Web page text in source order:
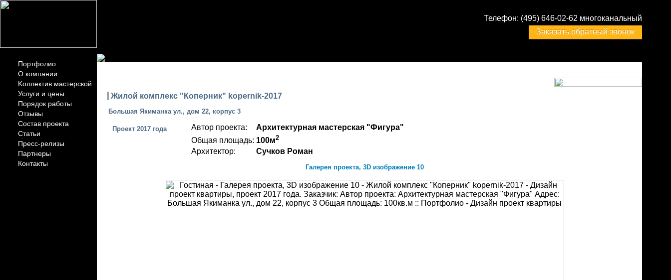
Портфолио
О компании
Kоллектив мастерской
Услуги и цены
Порядок работы
Отзывы
Состав проекта
Статьи
Пресс-релизы
Партнеры
Контакты
Телефон: (495) 646-02-62 многоканальный
Заказать обратный звонок
Жилой комплекс "Коперник" kopernik-2017
Большая Якиманка ул., дом 22, корпус 3
Проект 2017 года Автор проекта:
Архитектурная мастерская "Фигура"
Общая площадь: 100м2
Архитектор: Сучков Роман
Галерея проекта, 3D изображение 10